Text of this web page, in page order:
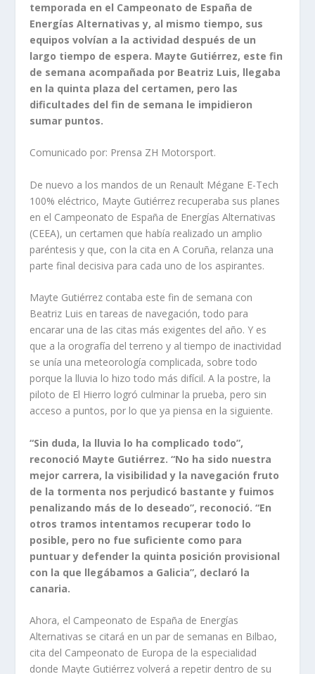
temporada en el Campeonato de España de
Energías Alternativas y, al mismo tiempo, sus
equipos volvían a la actividad después de un
largo tiempo de espera. Mayte Gutiérrez, este fin
de semana acompañada por Beatriz Luis, llegaba
en la quinta plaza del certamen, pero las
dificultades del fin de semana le impidieron
sumar puntos.
Comunicado por: Prensa ZH Motorsport.
De nuevo a los mandos de un Renault Mégane E-Tech
100% eléctrico, Mayte Gutiérrez recuperaba sus planes
en el Campeonato de España de Energías Alternativas
(CEEA), un certamen que había realizado un amplio
paréntesis y que, con la cita en A Coruña, relanza una
parte final decisiva para cada uno de los aspirantes.
Mayte Gutiérrez contaba este fin de semana con
Beatriz Luis en tareas de navegación, todo para
encarar una de las citas más exigentes del año. Y es
que a la orografía del terreno y al tiempo de inactividad
se unía una meteorología complicada, sobre todo
porque la lluvia lo hizo todo más difícil. A la postre, la
piloto de El Hierro logró culminar la prueba, pero sin
acceso a puntos, por lo que ya piensa en la siguiente.
“Sin duda, la lluvia lo ha complicado todo”,
reconoció Mayte Gutiérrez. “No ha sido nuestra
mejor carrera, la visibilidad y la navegación fruto
de la tormenta nos perjudicó bastante y fuimos
penalizando más de lo deseado”, reconoció. “En
otros tramos intentamos recuperar todo lo
posible, pero no fue suficiente como para
puntuar y defender la quinta posición provisional
con la que llegábamos a Galicia”, declaró la
canaria.
Ahora, el Campeonato de España de Energías
Alternativas se citará en un par de semanas en Bilbao,
cita del Campeonato de Europa de la especialidad
donde Mayte Gutiérrez volverá a repetir dentro de su